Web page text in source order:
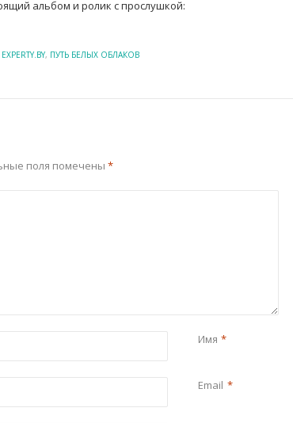
альбом и ролик с прослушкой:
EXPERTY.BY, ПУТЬ БЕЛЫХ ОБЛАКОВ
поля помечены *
Имя *
Email *